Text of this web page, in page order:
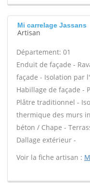
Mi carrelage Jassans
Artisan
Département: 01
Enduit de façade -
façade - Isolation par
Habillage de façade -
Plâtre traditionnel -
thermique des murs
béton / Chape -
Dallage extérieur -
Voir la fiche artisan :